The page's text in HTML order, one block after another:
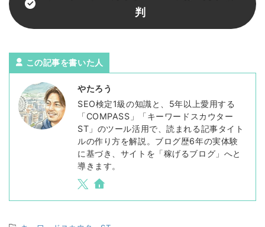
判
この記事を書いた人
やたろう
SEO検定1級の知識と、5年以上愛用する
「COMPASS」「キーワードスカウター
ST」のツール活用で、読まれる記事タイト
ルの作り方を解説。ブログ歴6年の実体験
に基づき、サイトを「稼げるブログ」へと
導きます。